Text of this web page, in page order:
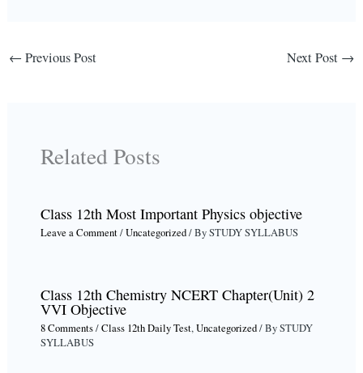
← Previous Post Next Post →
Related Posts
Class 12th Most Important Physics objective
Leave a Comment/Uncategorized/ BySTUDY SYLLABUS
Class 12th Chemistry NCERT Chapter(Unit) 2
VVI Objective
8 Comments/Class 12th Daily Test,Uncategorized/ BySTUDY
SYLLABUS